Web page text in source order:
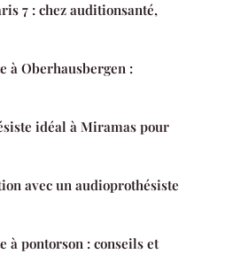
7 : chez auditionsanté,
à Oberhausbergen :
idéal à Miramas pour
avec un audioprothésiste
à pontorson : conseils et